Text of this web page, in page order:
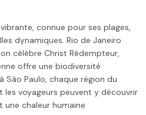
connue pour ses plages,
dynamiques. Rio de Janeiro
célèbre Christ Rédempteur,
offre une biodiversité
São Paulo, chaque région du
les voyageurs peuvent y découvrir
une chaleur humaine